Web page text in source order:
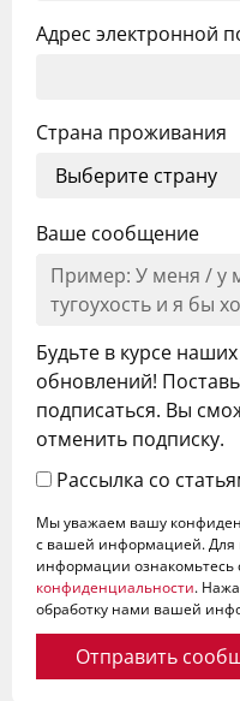
Адрес электронной
Страна проживания
Ваше сообщение
Будьте в курсе
обновлений!
подписаться. Вы
отменить подписку.
Рассылка со
Мы уважаем вашу
с вашей информацией. Для
информации
конфиденциальности.
обработку нами вашей
Отправить